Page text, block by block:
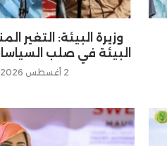
وزيرة البيئة: التغير
البيئة في صلب
2 أغسطس 2026